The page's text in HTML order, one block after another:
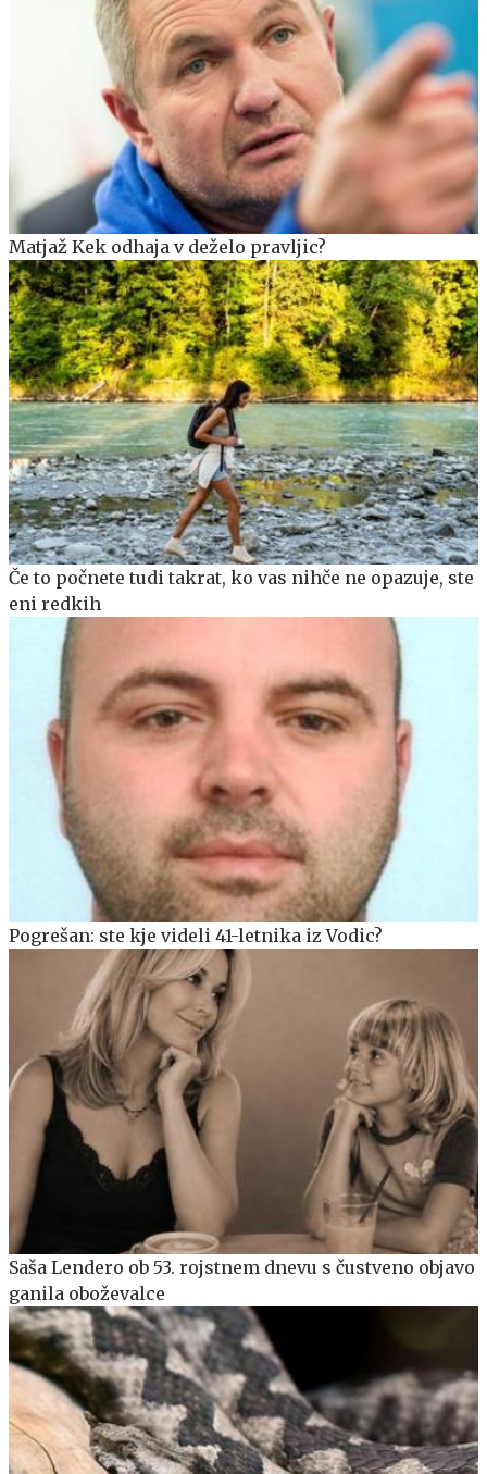
Matjaž Kek odhaja v deželo pravljic?
Če to počnete tudi takrat, ko vas nihče ne opazuje, ste
eni redkih
Pogrešan: ste kje videli 41-letnika iz Vodic?
Saša Lendero ob 53. rojstnem dnevu s čustveno objavo
ganila oboževalce